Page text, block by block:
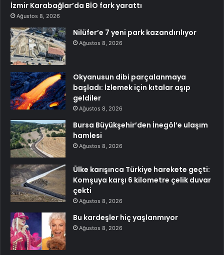
İzmir Karabağlar’da BİO fark yarattı
Ağustos 8, 2026
Nilüfer’e 7 yeni park kazandırılıyor
Ağustos 8, 2026
Okyanusun dibi parçalanmaya
başladı: İzlemek için kıtalar aşıp
geldiler
Ağustos 8, 2026
Bursa Büyükşehir’den İnegöl’e ulaşım
hamlesi
Ağustos 8, 2026
Ülke karışınca Türkiye harekete geçti:
Komşuya karşı 6 kilometre çelik duvar
çekti
Ağustos 8, 2026
Bu kardeşler hiç yaşlanmıyor
Ağustos 8, 2026